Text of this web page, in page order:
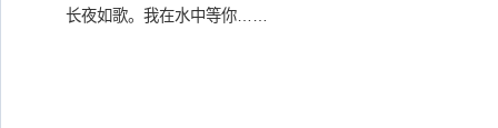
长夜如歌。我在水中等你……